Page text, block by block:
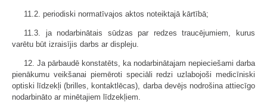
11.2. periodiski normatīvajos aktos noteiktajā kārtībā;
11.3. ja nodarbinātais sūdzas par redzes traucējumiem, kurus
varētu būt izraisījis darbs ar displeju.
12. Ja pārbaudē konstatēts, ka nodarbinātajam nepieciešami darba
pienākumu veikšanai piemēroti speciāli redzi uzlabojoši medicīniski
optiski līdzekļi (brilles, kontaktlēcas), darba devējs nodrošina attiecīgo
nodarbināto ar minētajiem līdzekļiem.